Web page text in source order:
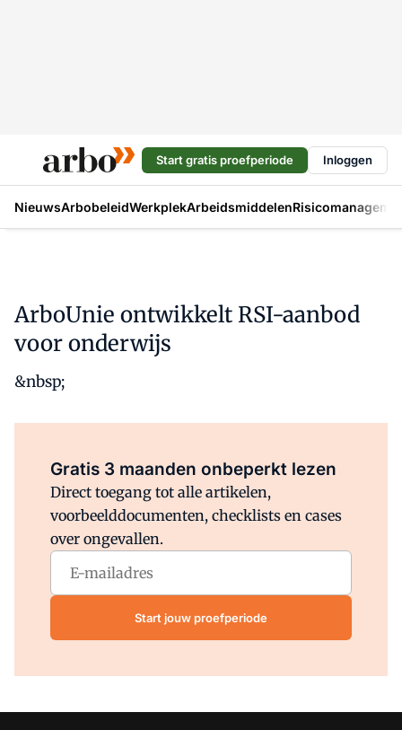
Start gratis proefperiode Inloggen
NieuwsArbobeleidWerkplekArbeidsmiddelen
ArboUnie ontwikkelt RSI-aanbod
voor onderwijs
&nbsp;
Gratis 3 maanden onbeperkt lezen
Direct toegang tot alle artikelen,
voorbeelddocumenten, checklists en cases
over ongevallen.
Start jouw proefperiode